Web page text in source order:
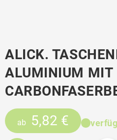
ALICK.
ALUMINIUM MIT
ab 5,82 €